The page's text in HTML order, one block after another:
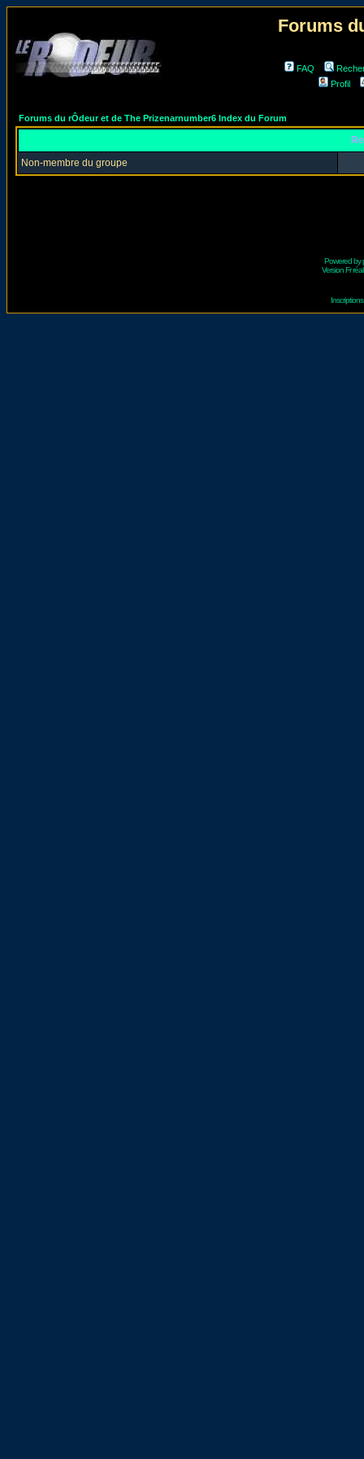
Forums
FAQ
Profil
Forums du rÔdeur et de The Prizenarnumber6 Index du Forum
Non-membre du groupe
Powered by
Version Fr